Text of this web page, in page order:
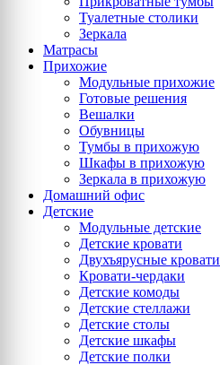
Туалетные столики
Зеркала
Матрасы
Прихожие
Модульные прихожие
Готовые решения
Вешалки
Обувницы
Тумбы в прихожую
Шкафы в прихожую
Зеркала в прихожую
Домашний офис
Детские
Модульные детские
Детские кровати
Двухъярусные кровати
Кровати-чердаки
Детские комоды
Детские стеллажи
Детские столы
Детские шкафы
Детские полки